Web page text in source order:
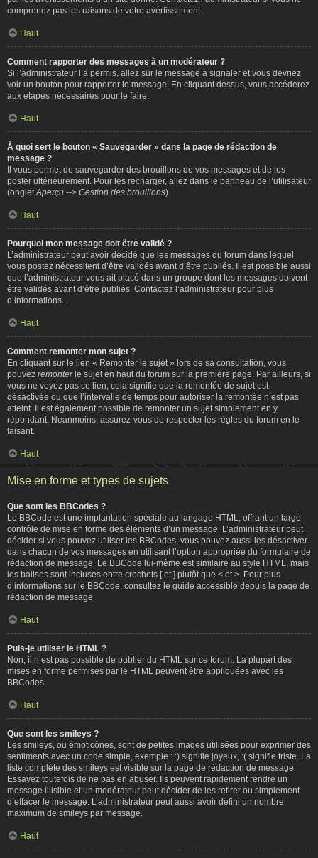
comprenez pas les raisons de votre avertissement.
Haut
Comment rapporter des messages à un modérateur ?
Si l’administrateur l’a permis, allez sur le message à signaler et vous devriez
voir un bouton pour rapporter le message. En cliquant dessus, vous accéderez
aux étapes nécessaires pour le faire.
Haut
À quoi sert le bouton « Sauvegarder » dans la page de rédaction de
message ?
Il vous permet de sauvegarder des brouillons de vos messages et de les
poster ultérieurement. Pour les recharger, allez dans le panneau de l’utilisateur
(onglet Aperçu --> Gestion des brouillons).
Haut
Pourquoi mon message doit être validé ?
L’administrateur peut avoir décidé que les messages du forum dans lequel
vous postez nécessitent d’être validés avant d’être publiés. Il est possible aussi
que l’administrateur vous ait placé dans un groupe dont les messages doivent
être validés avant d’être publiés. Contactez l’administrateur pour plus
d’informations.
Haut
Comment remonter mon sujet ?
En cliquant sur le lien « Remonter le sujet » lors de sa consultation, vous
pouvez remonterle sujet en haut du forum sur la première page. Par ailleurs, si
vous ne voyez pas ce lien, cela signifie que la remontée de sujet est
désactivée ou que l’intervalle de temps pour autoriser la remontée n’est pas
atteint. Il est également possible de remonter un sujet simplement en y
répondant. Néanmoins, assurez-vous de respecter les règles du forum en le
faisant.
Haut
Mise en forme et types de sujets
Que sont les BBCodes ?
Le BBCode est une implantation spéciale au langage HTML, offrant un large
contrôle de mise en forme des éléments d’un message. L’administrateur peut
décider si vous pouvez utiliser les BBCodes, vous pouvez aussi les désactiver
dans chacun de vos messages en utilisant l’option appropriée du formulaire de
rédaction de message. Le BBCode lui-même est similaire au style HTML, mais
les balises sont incluses entre crochets [ et ] plutôt que < et >. Pour plus
d’informations sur le BBCode, consultez le guide accessible depuis la page de
rédaction de message.
Haut
Puis-je utiliser le HTML ?
Non, il n’est pas possible de publier du HTML sur ce forum. La plupart des
mises en forme permises par le HTML peuvent être appliquées avec les
BBCodes.
Haut
Que sont les smileys ?
Les smileys, ou émoticônes, sont de petites images utilisées pour exprimer des
sentiments avec un code simple, exemple : :) signifie joyeux, :( signifie triste. La
liste complète des smileys est visible sur la page de rédaction de message.
Essayez toutefois de ne pas en abuser. Ils peuvent rapidement rendre un
message illisible et un modérateur peut décider de les retirer ou simplement
d’effacer le message. L’administrateur peut aussi avoir défini un nombre
maximum de smileys par message.
Haut